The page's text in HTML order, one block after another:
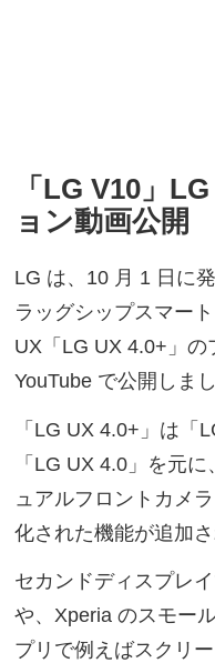
「LG V10」
ョン動画公開
LG は、10 月 1 日に
ラッグシップスマー
UX「LG UX 4.0+」の
YouTube で公開しまし
「LG UX 4.0+」は「
「LG UX 4.0」を元
ュアルフロントカメ
化された機能が追加さ
セカンドディスプレ
や、Xperia のスモー
プリで例えばスクリ